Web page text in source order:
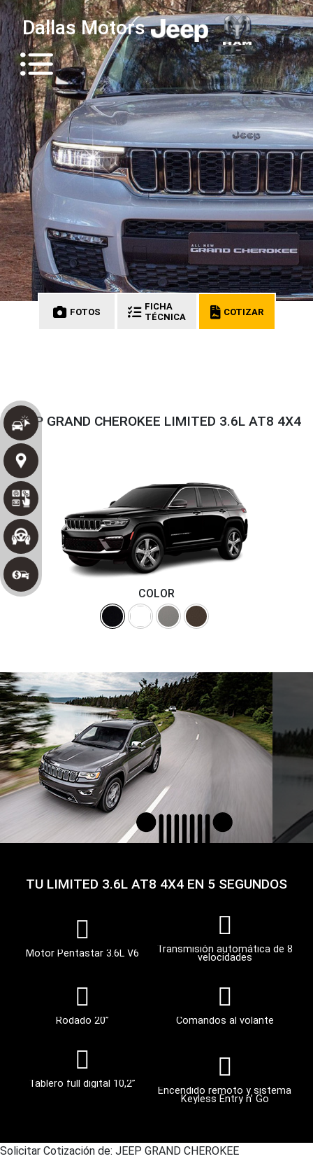
Dallas Motors
FOTOS
FICHA
TÉCNICA
COTIZAR
JEEP GRAND CHEROKEE LIMITED 3.6L AT8 4X4
COLOR
TU LIMITED 3.6L AT8 4X4 EN 5 SEGUNDOS
Motor Pentastar 3.6L V6 Transmisión automática de 8
velocidades
Rodado 20’’ Comandos al volante
Tablero full digital 10,2’’
Encendido remoto y sistema
Keyless Entry n’ Go
Solicitar Cotización de: JEEP GRAND CHEROKEE